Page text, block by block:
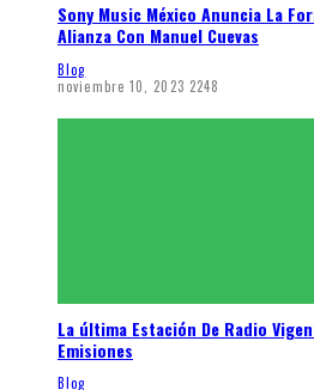
Sony Music México Anuncia La
Alianza Con Manuel Cuevas
Blog
noviembre 10, 2023 2248
La última Estación De Radio
Emisiones
Blog